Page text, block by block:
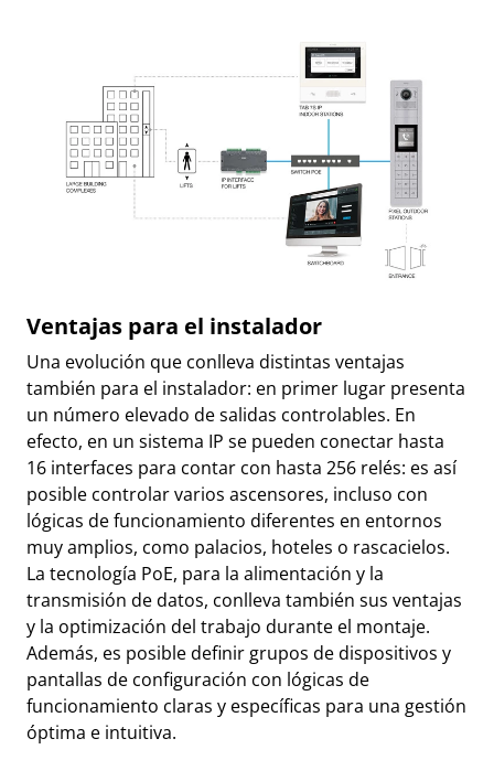
Ventajas para el instalador
Una evolución que conlleva distintas ventajas
también para el instalador: en primer lugar presenta
un número elevado de salidas controlables. En
efecto, en un sistema IP se pueden conectar hasta
16 interfaces para contar con hasta 256 relés: es así
posible controlar varios ascensores, incluso con
lógicas de funcionamiento diferentes en entornos
muy amplios, como palacios, hoteles o rascacielos.
La tecnología PoE, para la alimentación y la
transmisión de datos, conlleva también sus ventajas
y la optimización del trabajo durante el montaje.
Además, es posible definir grupos de dispositivos y
pantallas de configuración con lógicas de
funcionamiento claras y específicas para una gestión
óptima e intuitiva.